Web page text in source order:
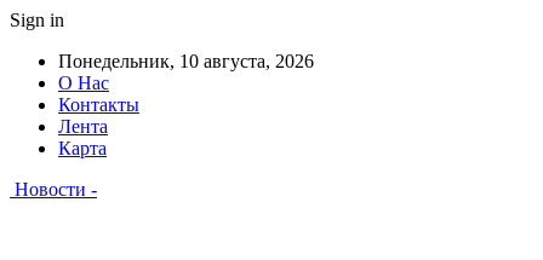
Sign in
Понедельник, 10 августа, 2026
О Нас
Контакты
Лента
Карта
Новости -